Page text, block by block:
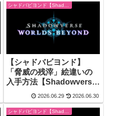
【シャドバビヨンド】
「脅威の残滓」絵違いの
入手方法【Shadowverse:
Worlds Beyond】
2026.06.29 2026.06.30